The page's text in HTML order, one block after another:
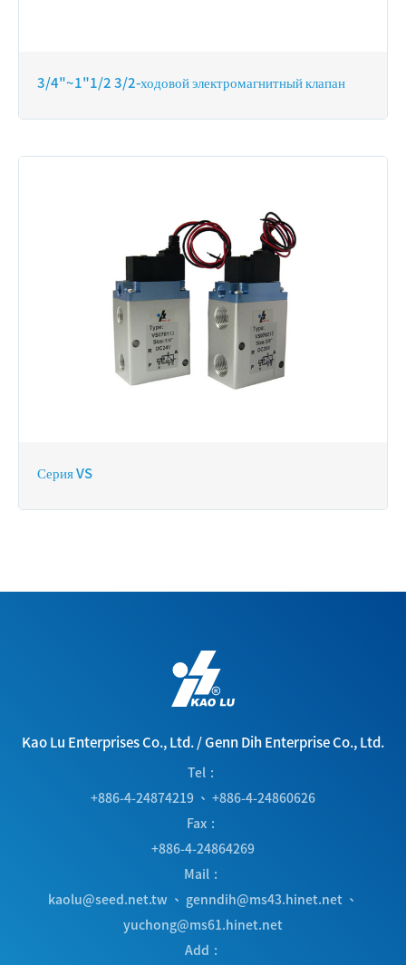
3/4"~1"1/2 3/2-ходовой электромагнитный клапан
Серия VS
Kao Lu Enterprises Co., Ltd./Genn Dih Enterprise Co., Ltd.
Tel
+886-4-24874219 、 +886-4-24860626
Fax
+886-4-24864269
Mail
kaolu@seed.net.tw 、 genndih@ms43.hinet.net 、
yuchong@ms61.hinet.net
Add